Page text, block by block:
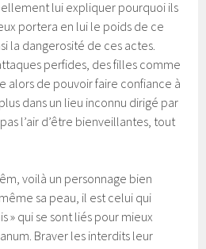
lui expliquer pourquoi ils
portera en lui le poids de ce
la dangerosité de ces actes.
perfides, des filles comme
alors de pouvoir faire confiance à
dans un lieu inconnu dirigé par
l’air d’être bienveillantes, tout
voilà un personnage bien
sa peau, il est celui qui
» qui se sont liés pour mieux
Braver les interdits leur